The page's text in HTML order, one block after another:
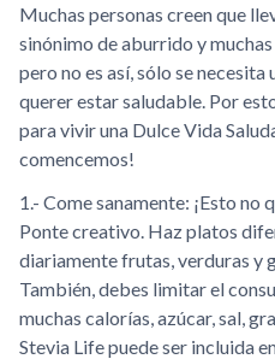
Muchas personas creen que
sinónimo de aburrido y
pero no es así, sólo se
querer estar saludable. Por
para vivir una Dulce Vida
comencemos!
1.- Come sanamente: ¡Esto
Ponte creativo. Haz platos
diariamente frutas, verduras y
También, debes limitar el
muchas calorías, azúcar, sal,
Stevia Life puede ser incluida